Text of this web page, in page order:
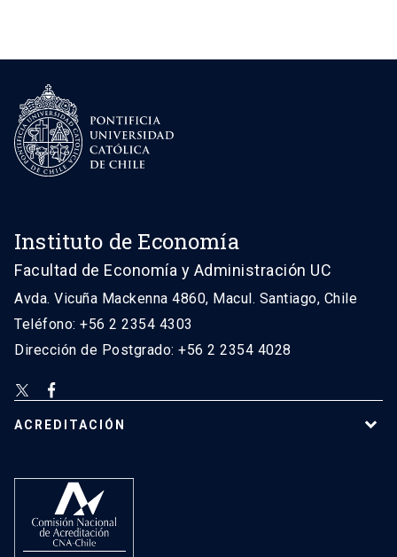
Instituto de Economía
Facultad de Economía y Administración UC
Avda. Vicuña Mackenna 4860, Macul. Santiago, Chile
Teléfono: +56 2 2354 4303
Dirección de Postgrado: +56 2 2354 4028
ACREDITACIÓN